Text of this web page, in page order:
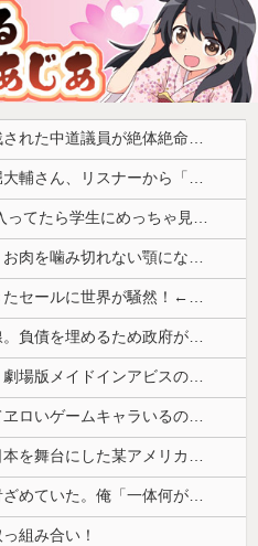
某週刊誌が完全逃亡して取り残された中道議員が絶体絶命の窮地、「今度は宏池会に矛先を向けたか……」と節操の無さに呆れる人が続出
【悲報】ショートスリーパー堀大輔さん、リスナーから「寝たほうがいい！」と言われてガチギレし炎上 → 高須幹也医師の医学的アドバイスに激昂 ｗｗｗｗｗｗｗｗｗ
【画像】 まま「なんかプール入ってたら学生にめっちゃ見られたw」
【悲報】キャバクラの女の子、お肉を噛み切れない顎になってしまう・・・
物価高の日本で長打の列ができたセールに世界が騒然！←「我が国でもやってくれ！」（海外の反応）
万年赤字のインドネシア新幹線。負債を埋めるため政府が過半数の株式を引き受ける
【速報】ホロライブのVtuber、劇場版メイドインアビスの主題歌決定wwwwwwwwww
【画像】ライザよりかわいくてヱロいゲームキャラいるの？ｗｗｗｗｗ
「ピクサー最大の失敗だ」と日本を舞台にした某アメリカ産アニメが話題に、日本と韓国の両方に失礼すぎるわ……
出張から帰ったら、嫁の顔が青ざめていた。俺「一体何があったんだ？」嫁「…」→子供たちに話を聞くと…
組み合い！